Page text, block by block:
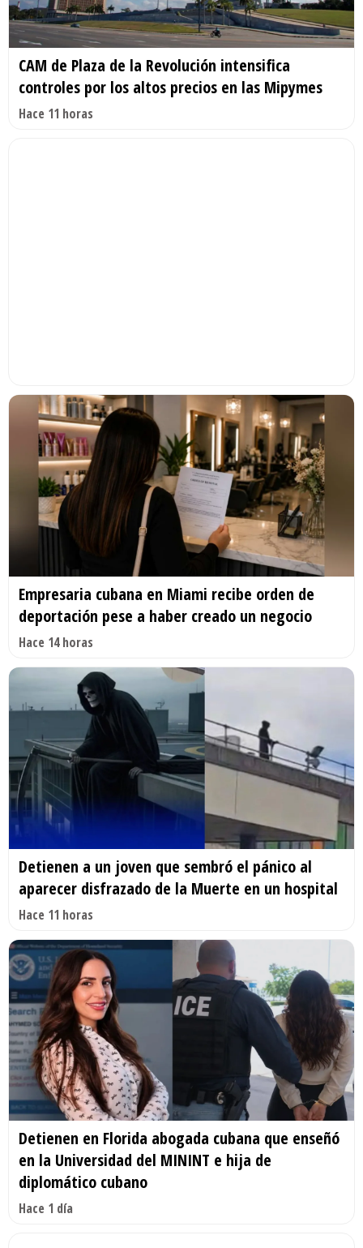
CAM de Plaza de la Revolución intensifica
controles por los altos precios en las Mipymes
Hace 11 horas
Empresaria cubana en Miami recibe orden de
deportación pese a haber creado un negocio
Hace 14 horas
Detienen a un joven que sembró el pánico al
aparecer disfrazado de la Muerte en un hospital
Hace 11 horas
Detienen en Florida abogada cubana que enseñó
en la Universidad del MININT e hija de
diplomático cubano
Hace 1 día